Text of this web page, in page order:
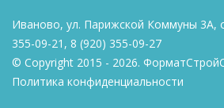
Иваново, ул. Парижской Коммуны 3А,
355-09-21 , 8 (920) 355-09-27
© Copyright 2015 - 2026.
Политика конфиденциальности